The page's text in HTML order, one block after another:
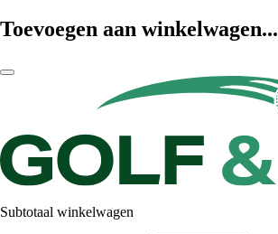
Toevoegen aan winkelwagen...
Subtotaal winkelwagen